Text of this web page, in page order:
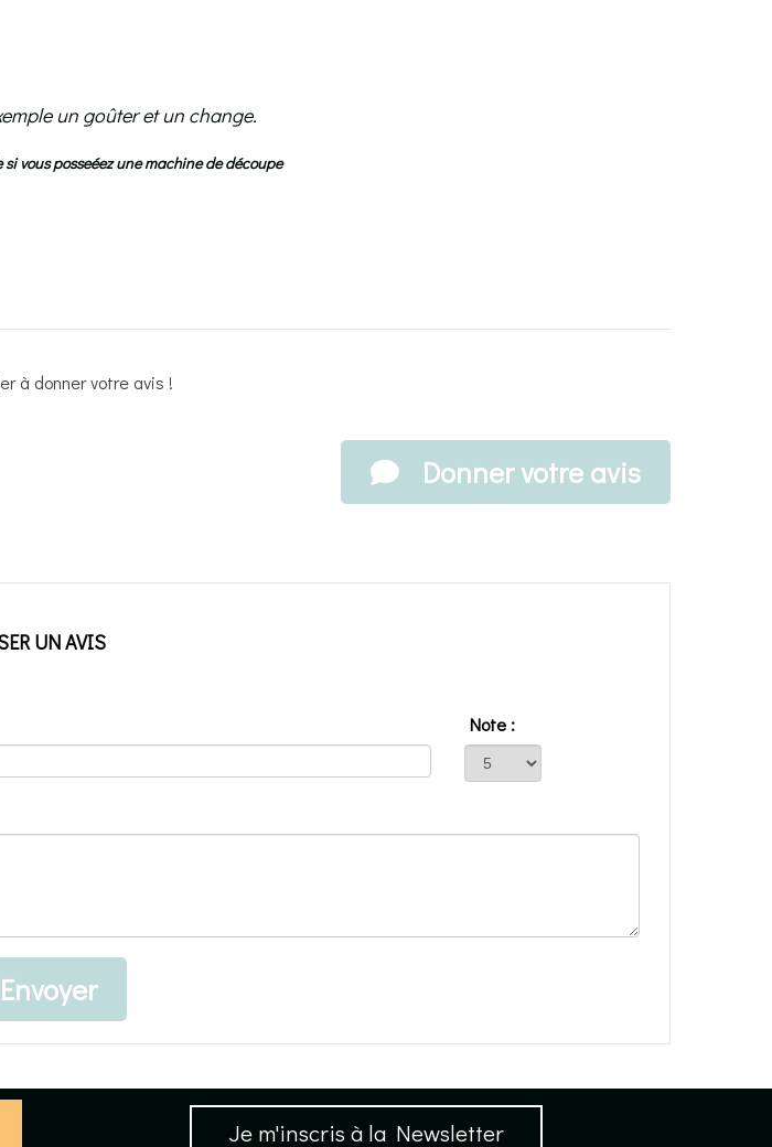
un goûter et un change.
vous posseéez une machine de découpe
à donner votre avis !
Donner votre avis
UN AVIS
Note :
Envoyer
Je m'inscris à la Newsletter